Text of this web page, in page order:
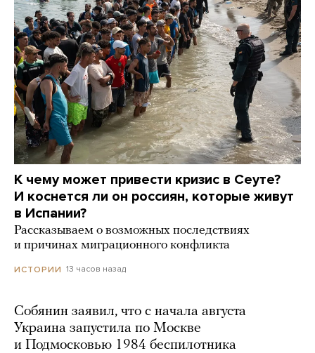
К чему может привести кризис в Сеуте?
И коснется ли он россиян, которые живут
в Испании?
Рассказываем о возможных последствиях
и причинах миграционного конфликта
ИСТОРИИ 13 часов назад
Собянин заявил, что с начала августа
Украина запустила по Москве
и Подмосковью 1984 беспилотника